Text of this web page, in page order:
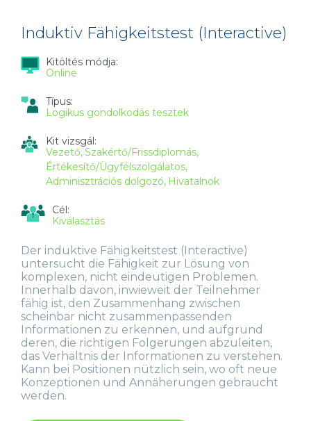
KAPCSOLATOSAN
Induktiv Fähigkeitstest (Interactive)
Kitöltés módja:
Online
Típus:
Logikus gondolkodás tesztek
Kit vizsgál:
Vezető Szakértő/Frissdiplomás
Értékesítő/Ügyfélszolgálatos
Adminisztrációs dolgozó Hivatalnok
Cél:
Kiválasztás
Der induktive Fähigkeitstest (Interactive)
untersucht die Fähigkeit zur Lösung von
komplexen, nicht eindeutigen Problemen.
Innerhalb davon, inwieweit der Teilnehmer
fähig ist, den Zusammenhang zwischen
scheinbar nicht zusammenpassenden
Informationen zu erkennen, und aufgrund
deren, die richtigen Folgerungen abzuleiten,
das Verhältnis der Informationen zu verstehen.
Kann bei Positionen nützlich sein, wo oft neue
Konzeptionen und Annäherungen gebraucht
werden.